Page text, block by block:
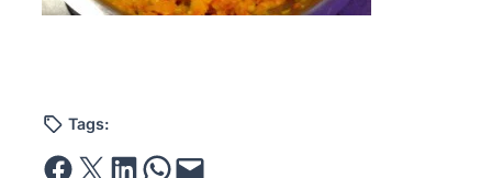
Tags:
Share on Facebook Email this Page Share on LinkedIn Share on WhatsApp Email this Page